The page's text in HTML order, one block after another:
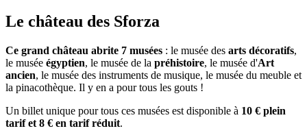
Le château des Sforza
Ce grand château abrite 7 musées : le musée des arts décoratifs,
le musée égyptien, le musée de la préhistoire, le musée d'Art
ancien, le musée des instruments de musique, le musée du meuble et
la pinacothèque. Il y en a pour tous les gouts !
Un billet unique pour tous ces musées est disponible à 10 € plein
tarif et 8 € en tarif réduit.